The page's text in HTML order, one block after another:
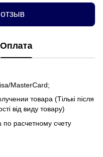
Оплата
MasterCard;
товара (Тількі після
від виду товару)
расчетному счету